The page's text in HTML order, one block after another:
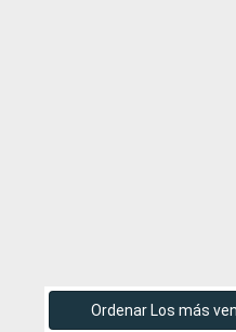
Ordenar Los más